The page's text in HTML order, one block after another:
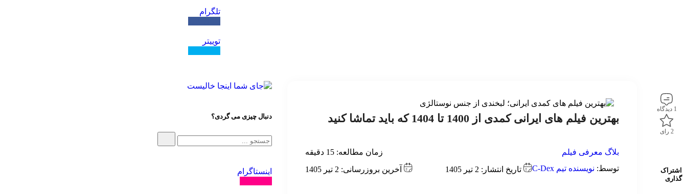
تلگرام
توییتر
1 دیدگاه
2 رای
اشتراک
گذاری
بهترین فیلم های ایرانی کمدی از 1400 تا 1404 که باید تماشا کنید
بلاگ معرفی فیلم زمان مطالعه: 15 دقیقه
توسط: نویسنده تیم C-Dex تاریخ انتشار: 2 تیر 1405 آخرین بروزرسانی: 2 تیر 1405
دنبال چیزی می گردی؟
اینستاگرام